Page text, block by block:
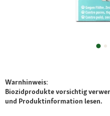
Warnhinweis:
Biozidprodukte vorsichtig
und Produktinformation lesen.